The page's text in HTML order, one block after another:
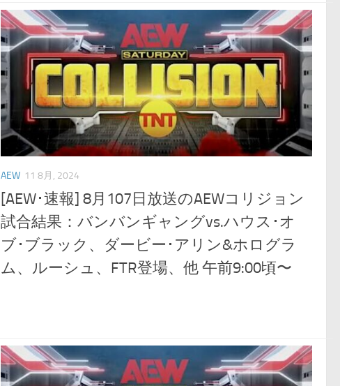
AEW 11 8月, 2024
[AEW･速報] 8月107日放送のAEWコリジョン
試合結果：バンバンギャングvs.ハウス･オ
ブ･ブラック、ダービー･アリン&ホログラ
ム、ルーシュ、FTR登場、他 午前9:00頃〜